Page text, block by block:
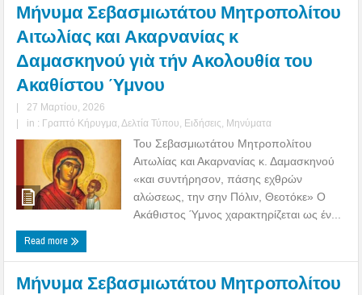
Μήνυμα Σεβασμιωτάτου Μητροπολίτου
Αιτωλίας και Ακαρνανίας κ
Δαμασκηνού γιὰ τήν Ακολουθία του
Ακαθίστου Ύμνου
|
27 Μαρτίου, 2026
|
in : Γραπτό Κήρυγμα Δελτία Τύπου Ειδήσεις Μηνύματα
Του Σεβασμιωτάτου Μητροπολίτου
Αιτωλίας και Ακαρνανίας κ. Δαμασκηνού
«και συντήρησον, πάσης εχθρών
αλώσεως, την σην Πόλιν, Θεοτόκε» Ο
Ακάθιστος Ύμνος χαρακτηρίζεται ως έν...
Read more
Μήνυμα Σεβασμιωτάτου Μητροπολίτου